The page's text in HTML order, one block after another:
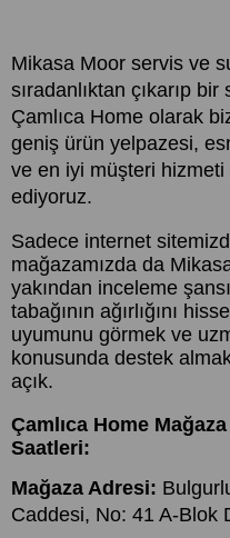
Mikasa Moor servis ve
sıradanlıktan çıkarıp
Çamlıca Home olarak
geniş ürün yelpazesi,
ve en iyi müşteri
ediyoruz.
Sadece internet
mağazamızda da
yakından inceleme
tabağının ağırlığını
uyumunu görmek ve
konusunda destek
açık.
Çamlıca Home
Saatleri:
Mağaza Adresi:
Caddesi, No: 41 A-Blok